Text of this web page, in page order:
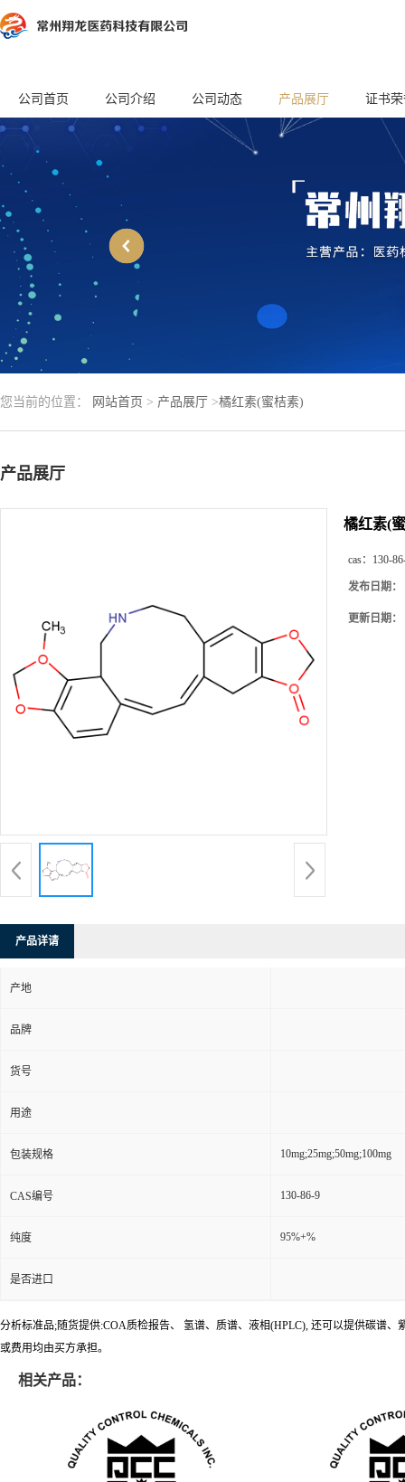
公司首页 公司介绍 公司动态 产品展厅 证书
您当前的位置： 网站首页 > 产品展厅 >橘红素(蜜桔素)
产品展厅
橘红素(
cas： 130-
发布日期：
更新日期：
产品详请
产地
品牌
货号
用途
包装规格 10mg;25mg;50mg;100mg
CAS编号 130-86-9
纯度 95%+%
是否进口
分析标准品;随货提供:COA质检报告、 氢谱、质谱、液相(HPLC), 还可以提供碳谱
或费用均由买方承担。
相关产品：